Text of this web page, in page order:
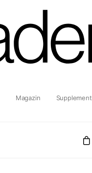
Magazin Supplement